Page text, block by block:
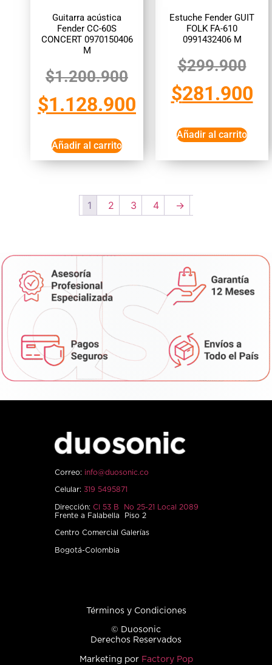
Guitarra acústica
Fender CC-60S
CONCERT 0970150406
M
$1.200.900
$1.128.900
Añadir al carrito
Estuche Fender GUIT
FOLK FA-610
0991432406 M
$299.900
$281.900
Añadir al carrito
1 2 3 4 →
Correo: info@duosonic.co
Celular: 319 5495871
Dirección: Cl 53 B No 25-21 Local 2089
Frente a Falabella Piso 2
Centro Comercial Galerías
Bogotá-Colombia
Términos y Condiciones
© Duosonic
Derechos Reservados
Marketing por Factory Pop